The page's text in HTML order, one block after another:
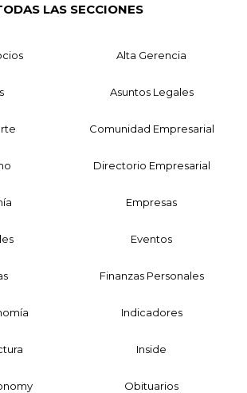
LAS SECCIONES
Alta Gerencia
Asuntos Legales
Comunidad Empresarial
Directorio Empresarial
Empresas
Eventos
Finanzas Personales
Indicadores
Inside
Obituarios